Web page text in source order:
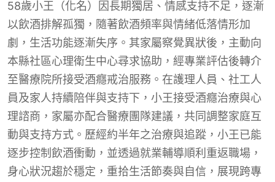
58歲小王（化名）因長期獨居、情感支持不足，逐漸
以飲酒排解孤獨，隨著飲酒頻率與情緒低落情形加
劇，生活功能逐漸失序。其家屬察覺異狀後，主動向
本縣社區心理衛生中心尋求協助，經專業評估後轉介
至醫療院所接受酒癮戒治服務。在護理人員、社工人
員及家人持續陪伴與支持下，小王接受酒癮治療與心
理諮商，家屬亦配合醫療團隊建議，共同調整家庭互
動與支持方式。歷經約半年之治療與追蹤，小王已能
逐步控制飲酒衝動，並透過就業輔導順利重返職場，
身心狀況趨於穩定，重拾生活節奏與自信，展現跨專